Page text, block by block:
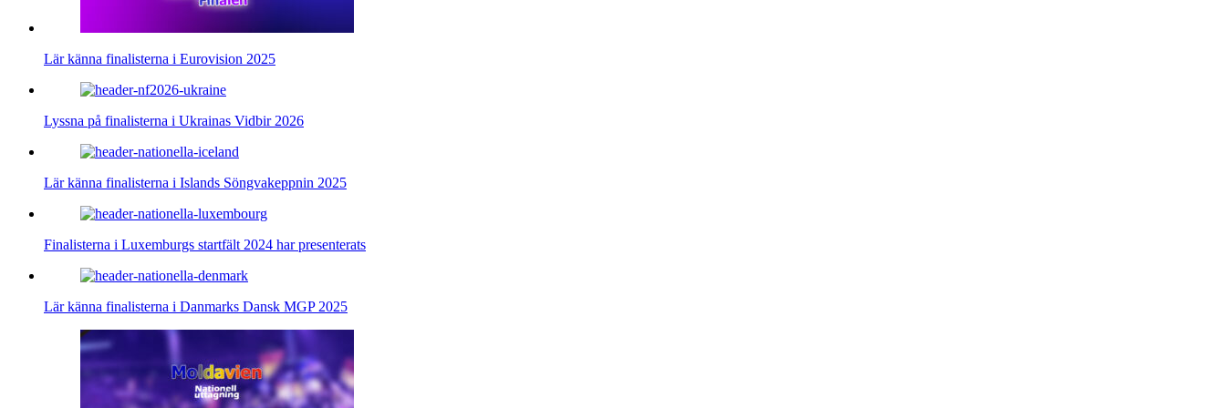
Lär känna finalisterna i Eurovision 2025
Lyssna på finalisterna i Ukrainas Vidbir 2026
Lär känna finalisterna i Islands Söngvakeppnin 2025
Finalisterna i Luxemburgs startfält 2024 har presenterats
Lär känna finalisterna i Danmarks Dansk MGP 2025